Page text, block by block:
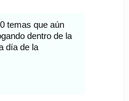
temas que aún
dentro de la
día de la